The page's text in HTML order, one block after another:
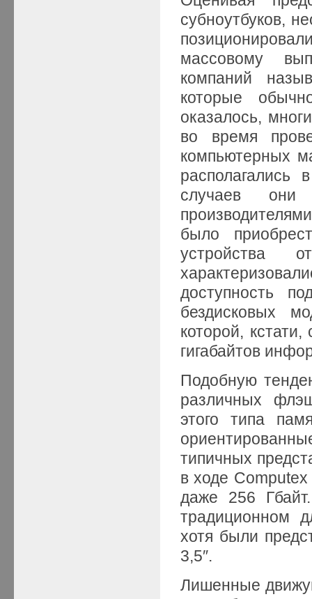
субноутбуков,
массовому
компаний
которые
оказалось,
во время
компьютерных
случаев
было
устройства
доступность
бездисковых
которой,
гигабайтов
Подобную
различных
этого типа
типичных
в ходе
даже 256
традиционном
хотя были
3,5″.
Лишенные